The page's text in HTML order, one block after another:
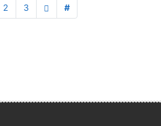
2 3 #